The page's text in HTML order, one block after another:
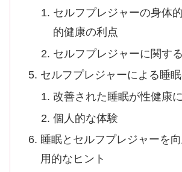
セルフプレジャーの身体
的健康の利点
セルフプレジャーに関す
セルフプレジャーによる睡
改善された睡眠が性健康
個人的な体験
睡眠とセルフプレジャーを
用的なヒント